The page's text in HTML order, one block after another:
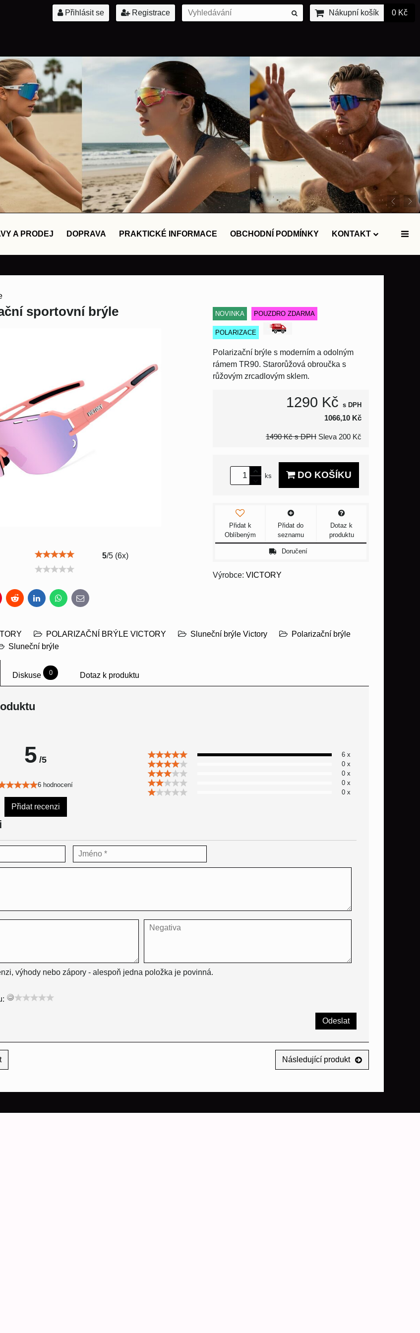
Přihlásit se Registrace Nákupní košík 0 Kč
A PRODEJ DOPRAVA PRAKTICKÉ INFORMACE OBCHODNÍ PODMÍNKY KONTAKT
sportovní brýle
5/5 (6x)
NOVINKA POUZDRO ZDARMA
POLARIZACE
Polarizační brýle s moderním a odolným
rámem TR90. Starorůžová obroučka s
růžovým zrcadlovým sklem.
1290 Kč s DPH
1066,10 Kč
1490 Kč s DPH Sleva 200 Kč
ks DO KOŠÍKU
Přidat k
Oblíbeným
Přidat do
seznamu
Dotaz k
produktu
Doručení
Výrobce: VICTORY
Reddit LinkedInWhatsApp
E-
mail
POLARIZAČNÍ BRÝLE VICTORY Sluneční brýle Victory
Polarizační brýle
Sluneční brýle
Diskuse 0 Dotaz k produktu
5 /5
6 hodnocení
Přidat recenzi
6 x
0 x
0 x
0 x
0 x
výhody nebo zápory - alespoň jedna položka je povinná.
Odeslat
Následující produkt